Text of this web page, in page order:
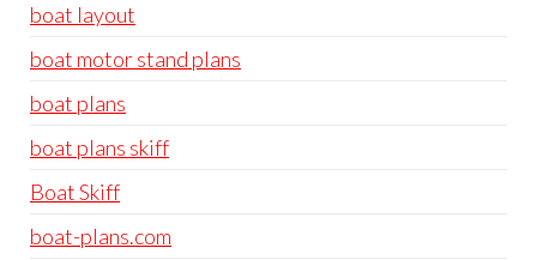
boat layout
boat motor stand plans
boat plans
boat plans skiff
Boat Skiff
boat-plans.com